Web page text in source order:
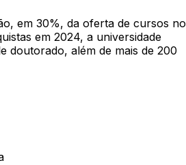
em 30%, da oferta de cursos no
em 2024, a universidade
doutorado, além de mais de 200